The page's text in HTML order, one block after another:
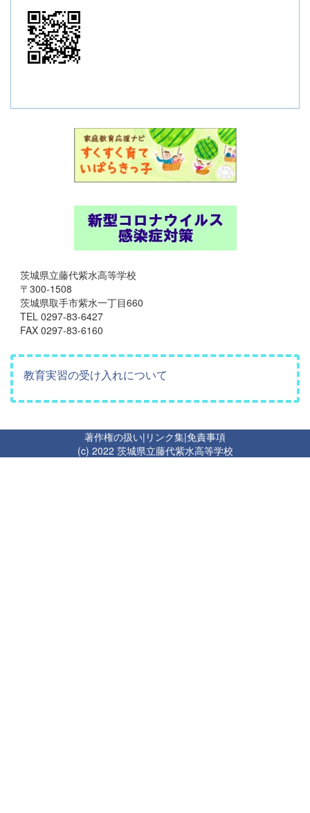
茨城県立藤代紫水高等学校
〒300-1508
茨城県取手市紫水一丁目660
TEL 0297-83-6427
FAX 0297-83-6160
教育実習の受け入れについて
著作権の扱い| リンク集|免責事項
(c) 2022 茨城県立藤代紫水高等学校